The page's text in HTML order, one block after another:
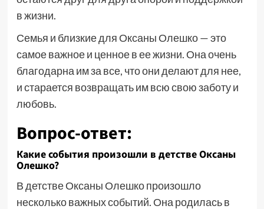
в жизни.
Семья и близкие для Оксаны Олешко — это
самое важное и ценное в ее жизни. Она очень
благодарна им за все, что они делают для нее,
и старается возвращать им всю свою заботу и
любовь.
Вопрос-ответ:
Какие события произошли в детстве Оксаны
Олешко?
В детстве Оксаны Олешко произошло
несколько важных событий. Она родилась в